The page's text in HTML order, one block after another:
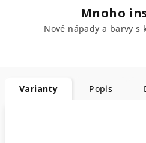
Mnoho
Nové nápady a barvy s
Varianty Popis